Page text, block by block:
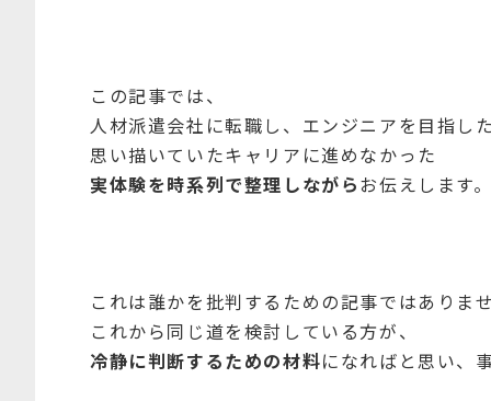
この記事では、
人材派遣会社に転職し、エンジニアを目指し
思い描いていたキャリアに進めなかった
実体験を時系列で整理しながらお伝えします
これは誰かを批判するための記事ではありま
これから同じ道を検討している方が、
冷静に判断するための材料になればと思い、